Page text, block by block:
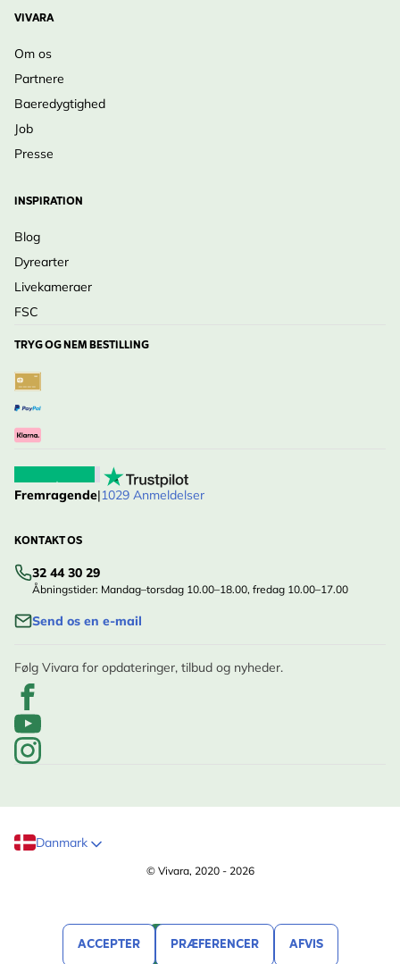
ACCEPTER PRÆFERENCER AFVIS
FILTRER
VIVARA
Om os
Partnere
Baeredygtighed
Job
Presse
INSPIRATION
Blog
Dyrearter
Livekameraer
FSC
TRYG OG NEM BESTILLING
Fremragende|1029 Anmeldelser
KONTAKT OS
32 44 30 29
Åbningstider: Mandag–torsdag 10.00–18.00, fredag 10.00–17.00
Send os en e-mail
Følg Vivara for opdateringer, tilbud og nyheder.
Danmark
© Vivara, 2020 - 2026